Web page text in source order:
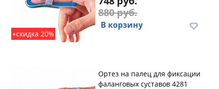
+скидка 20%
880 руб.
В корзину
Ортез на палец для фиксации
фаланговых суставов 4281